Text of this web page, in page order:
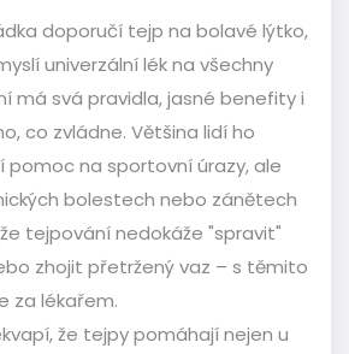
doporučí tejp na bolavé lýtko,
univerzální lék na všechny
má svá pravidla, jasné benefity i
co zvládne. Většina lidí ho
pomoc na sportovní úrazy, ale
bolestech nebo zánětech
tejpování nedokáže "spravit"
zhojit přetržený vaz – s těmito
za lékařem.
že tejpy pomáhají nejen u